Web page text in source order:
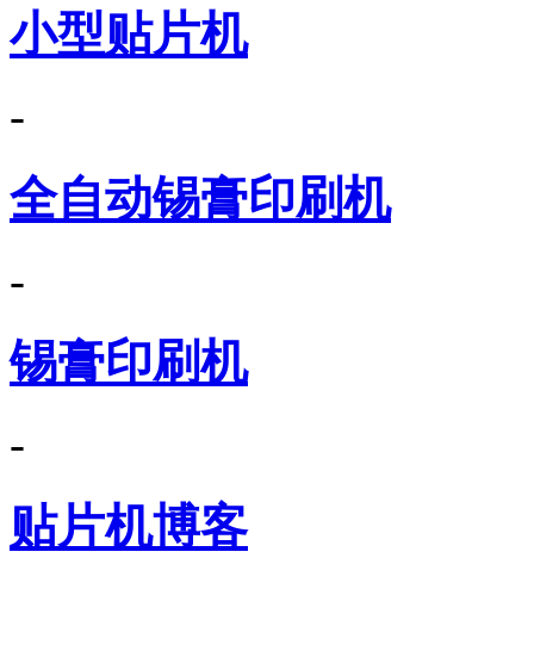
小型贴片机
-
全自动锡膏印刷机
-
锡膏印刷机
-
贴片机博客